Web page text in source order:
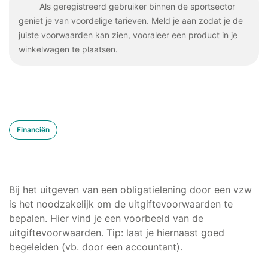
Als geregistreerd gebruiker binnen de sportsector
geniet je van voordelige tarieven. Meld je aan zodat je de
juiste voorwaarden kan zien, vooraleer een product in je
winkelwagen te plaatsen.
Financiën
Bij het uitgeven van een obligatielening door een vzw
is het noodzakelijk om de uitgiftevoorwaarden te
bepalen. Hier vind je een voorbeeld van de
uitgiftevoorwaarden. Tip: laat je hiernaast goed
begeleiden (vb. door een accountant).